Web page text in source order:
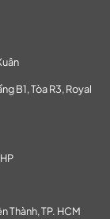
B1, Tòa R3, Royal
Thành, TP. HCM